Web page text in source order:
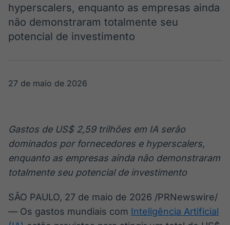
personalizados
Soluções de Dados
e Conteúdos
Broadcast
Ticker
Cotações e
headlines de
notícias
Widgets
Componentes
para conteúdos e
funcionalidades
Broadcast
Wallboard
Conteúdos e
Broadcast
Curadoria
Curadoria de
hyperscalers, enquanto as empresas ainda
não demonstraram totalmente seu
potencial de investimento
27 de maio de 2026
Gastos de US$ 2,59 trilhões em IA serão
dominados por fornecedores e hyperscalers,
enquanto as empresas ainda não demonstraram
totalmente seu potencial de investimento
SÃO PAULO, 27 de maio de 2026 /PRNewswire/
— Os gastos mundiais com Inteligência Artificial